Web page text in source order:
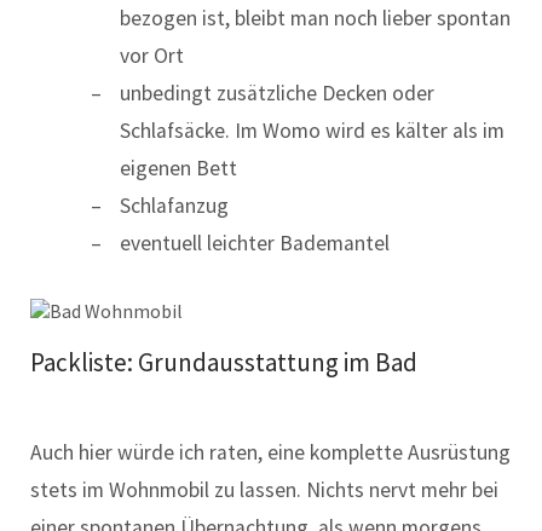
bezogen ist, bleibt man noch lieber spontan
vor Ort
unbedingt zusätzliche Decken oder
Schlafsäcke. Im Womo wird es kälter als im
eigenen Bett
Schlafanzug
eventuell leichter Bademantel
Packliste: Grundausstattung im Bad
Auch hier würde ich raten, eine komplette Ausrüstung
stets im Wohnmobil zu lassen. Nichts nervt mehr bei